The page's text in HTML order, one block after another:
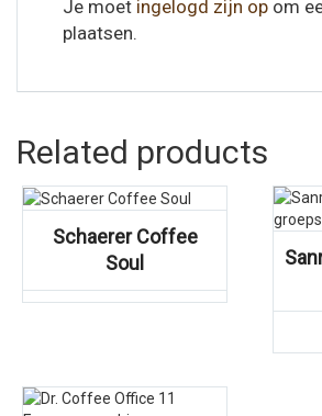
Je moet ingelogd zijn op om
plaatsen.
Related products
Schaerer Coffee
Soul